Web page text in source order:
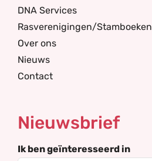
DNA Services
Rasverenigingen/Stamboeken
Over ons
Nieuws
Contact
Nieuwsbrief
Ik ben geïnteresseerd in